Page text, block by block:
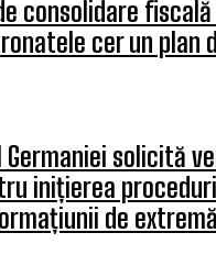
consolidare
cer un plan
Germaniei solicită
inițierea
de